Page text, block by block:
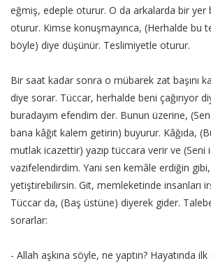
eğmiş, edeple oturur. O da arkalarda bir yer
oturur. Kimse konuşmayınca, (Herhalde bu
böyle) diye düşünür. Teslimiyetle oturur.
Bir saat kadar sonra o mübarek zat başını
diye sorar. Tüccar, herhalde beni çağırıyor
buradayım efendim der. Bunun üzerine,
bana kâğıt kalem getirin) buyurur. Kâğıda,
mutlak icazettir) yazıp tüccara verir ve (Seni
vazifelendirdim. Yani sen kemâle erdiğin gibi,
yetiştirebilirsin. Git, memleketinde insanları
Tüccar da, (Baş üstüne) diyerek gider.
sorarlar:
- Allah aşkına söyle, ne yaptın? Hayatında